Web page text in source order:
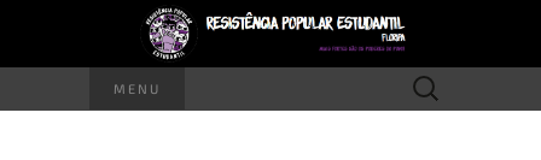
MENU
Pesquisar
por: